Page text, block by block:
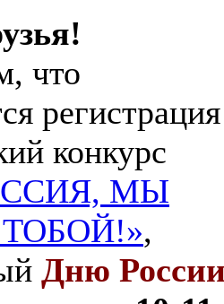
что
регистрация
конкурс
МЫ
,
Дню